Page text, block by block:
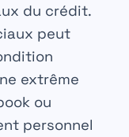
du crédit.
peut
extrême
ou
personnel